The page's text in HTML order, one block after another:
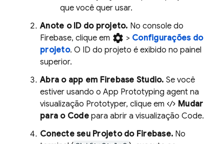
que você quer usar.
Anote o ID do projeto. No console do
Firebase, clique em settings > Configurações do
projeto. O ID do projeto é exibido no painel
superior.
Abra o app em Firebase Studio. Se você
estiver usando o App Prototyping agent na
visualização Prototyper, clique em
Mudar
para o Codepara abrir a visualização Code.
Conecte seu Projeto do Firebase. No